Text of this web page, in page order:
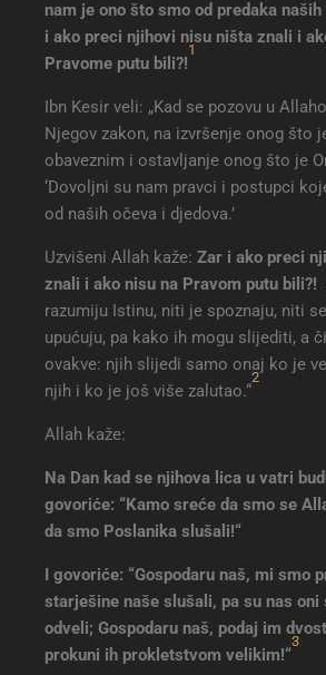
nam je ono što smo od predaka
i ako preci njihovi nisu ništa znali i
Pravome putu bili?!
1
Ibn Kesir veli: „Kad se pozovu u
Njegov zakon, na izvršenje onog što
obaveznim i ostavljanje onog što je
‘Dovoljni su nam pravci i postupci
od naših očeva i djedova.’
Uzvišeni Allah kaže: Zar i ako preci
znali i ako nisu na Pravom putu bili?!
razumiju Istinu, niti je spoznaju, niti
upućuju, pa kako ih mogu slijediti, a
ovakve: njih slijedi samo onaj ko je
njih i ko je još više zalutao.“
2
Allah kaže:
Na Dan kad se njihova lica u vatri
govoriće: “Kamo sreće da smo se
da smo Poslanika slušali!“
I govoriće: “Gospodaru naš, mi smo
starješine naše slušali, pa su nas oni
odveli; Gospodaru naš, podaj im
prokuni ih prokletstvom velikim!“
3